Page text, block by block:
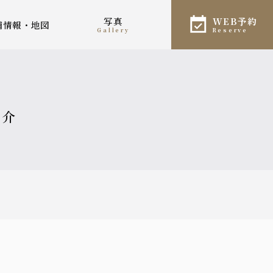
情報・地図 写真
gallery
WEB予約
reserve